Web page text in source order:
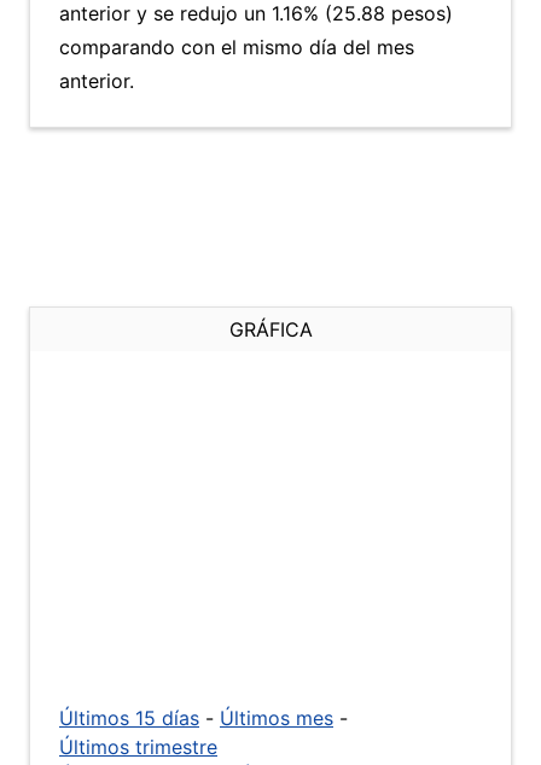
anterior y se redujo un 1.16% (25.88 pesos)
comparando con el mismo día del mes
anterior.
GRÁFICA
Últimos 15 días - Últimos mes -
Últimos trimestre